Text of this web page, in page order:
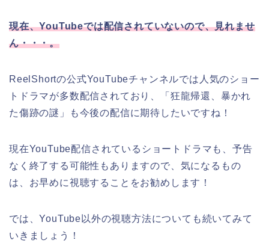
現在、YouTubeでは配信されていないので、見れませ
ん・・・。
ReelShortの公式YouTubeチャンネルでは人気のショー
トドラマが多数配信されており、
「狂龍帰還、暴かれ
た傷跡の謎 」 も今後の配信に期待したいですね！
現在YouTube配信されているショートドラマも、予告
なく終了する可能性もありますので、気になるもの
は、お早めに視聴することをお勧めします！
では、YouTube以外の視聴方法についても続いてみて
いきましょう！